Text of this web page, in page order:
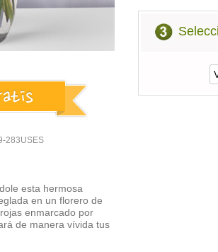
283USES
esta hermosa
en un florero de
enmarcado por
de manera vívida tus